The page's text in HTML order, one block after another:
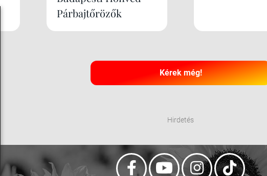
Párbajtőrözők
Kérek még!
Hirdetés